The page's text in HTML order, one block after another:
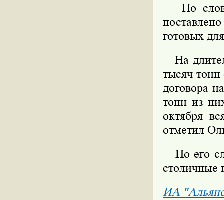
По
готовых
На
тысяч
договора
тонн из
октября
отметил
По его
столичные
ИА